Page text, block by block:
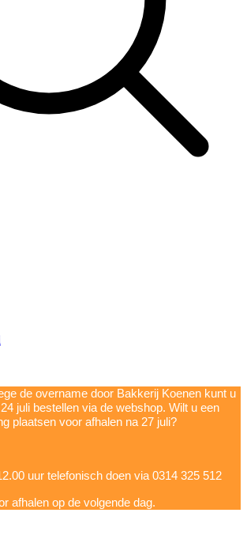
de overname door Bakkerij Koenen kunt u
juli bestellen via de webshop. Wilt u een
plaatsen voor afhalen na 27 juli?
uur telefonisch doen via 0314 325 512
afhalen op de volgende dag.